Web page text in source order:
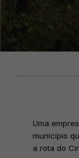
Uma
município
a rota do